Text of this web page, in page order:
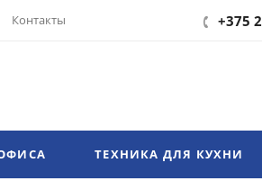
Контакты +375
ТЕХНИКА ДЛЯ КУХНИ